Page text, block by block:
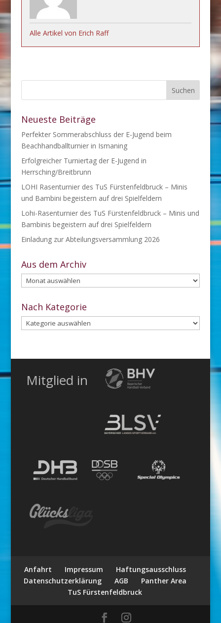
Alle Artikel von Erich Raff
Neueste Beiträge
Perfekter Sommerabschluss der E-Jugend beim
Beachhandballturnier in Ismaning
Erfolgreicher Turniertag der E-Jugend in
Herrsching/Breitbrunn
LOHI Rasenturnier des TuS Fürstenfeldbruck – Minis
und Bambini begeistern auf drei Spielfeldern
Lohi-Rasenturnier des TuS Fürstenfeldbruck – Minis und
Bambinis begeistern auf drei Spielfeldern
Einladung zur Abteilungsversammlung 2026
Aus dem Archiv
Aus
dem
Archiv
Nach Kategorie
Nach
Kategorie
Mitglied in
Anfahrt Impressum
Haftungsausschluss
Datenschutzerklärung
AGB
Panther Area
TuS Fürstenfeldbruck